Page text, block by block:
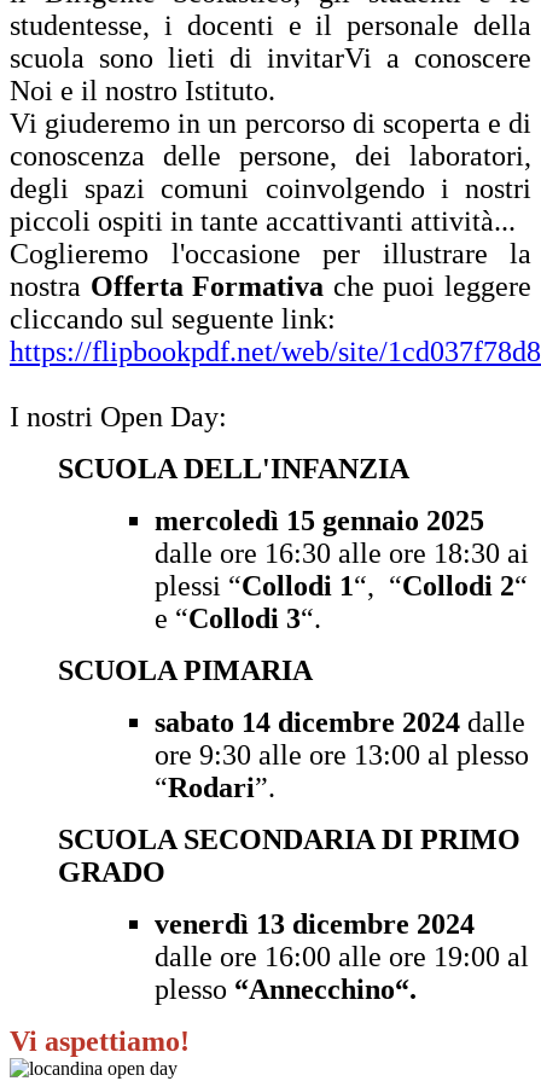
studentesse, i docenti e il personale della
scuola sono lieti di invitarVi a conoscere
Noi e il nostro Istituto.
Vi giuderemo in un percorso di scoperta e di
conoscenza delle persone, dei laboratori,
degli spazi comuni coinvolgendo i nostri
piccoli ospiti in tante accattivanti attività...
Coglieremo l'occasione per illustrare la
nostra Offerta Formativa che puoi leggere
cliccando sul seguente link:
https://flipbookpdf.net/web/site/
I nostri Open Day:
SCUOLA DELL'INFANZIA
mercoledì 15 gennaio 2025
dalle ore 16:30 alle ore 18:30 ai
plessi “Collodi 1“, “Collodi 2“
e “Collodi 3“.
SCUOLA PIMARIA
sabato 14 dicembre 2024 dalle
ore 9:30 alle ore 13:00 al plesso
“Rodari”.
SCUOLA SECONDARIA DI PRIMO
GRADO
venerdì 13 dicembre 2024
dalle ore 16:00 alle ore 19:00 al
plesso “Annecchino“.
Vi aspettiamo!